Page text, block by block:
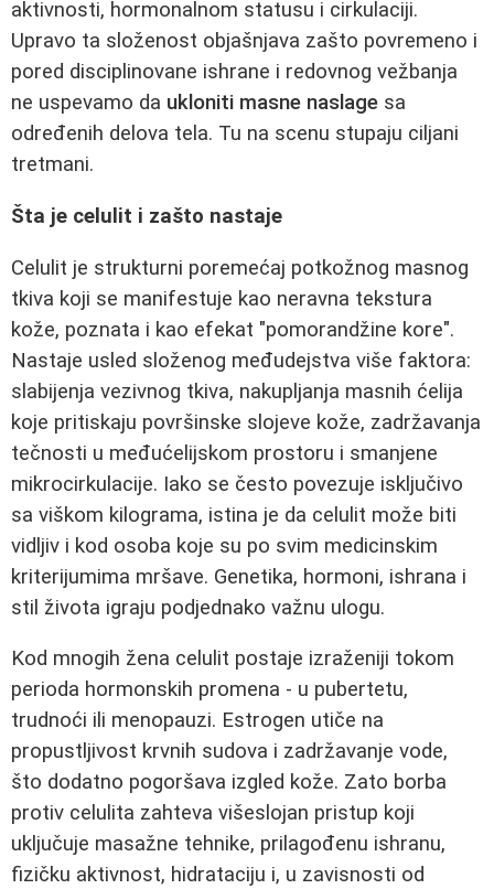
aktivnosti, hormonalnom statusu i cirkulaciji.
Upravo ta složenost objašnjava zašto povremeno i
pored disciplinovane ishrane i redovnog vežbanja
ne uspevamo da ukloniti masne naslage sa
određenih delova tela. Tu na scenu stupaju ciljani
tretmani.
Šta je celulit i zašto nastaje
Celulit je strukturni poremećaj potkožnog masnog
tkiva koji se manifestuje kao neravna tekstura
kože, poznata i kao efekat "pomorandžine kore".
Nastaje usled složenog međudejstva više faktora:
slabijenja vezivnog tkiva, nakupljanja masnih ćelija
koje pritiskaju površinske slojeve kože, zadržavanja
tečnosti u međućelijskom prostoru i smanjene
mikrocirkulacije. Iako se često povezuje isključivo
sa viškom kilograma, istina je da celulit može biti
vidljiv i kod osoba koje su po svim medicinskim
kriterijumima mršave. Genetika, hormoni, ishrana i
stil života igraju podjednako važnu ulogu.
Kod mnogih žena celulit postaje izraženiji tokom
perioda hormonskih promena - u pubertetu,
trudnoći ili menopauzi. Estrogen utiče na
propustljivost krvnih sudova i zadržavanje vode,
što dodatno pogoršava izgled kože. Zato borba
protiv celulita zahteva višeslojan pristup koji
uključuje masažne tehnike, prilagođenu ishranu,
fizičku aktivnost, hidrataciju i, u zavisnosti od